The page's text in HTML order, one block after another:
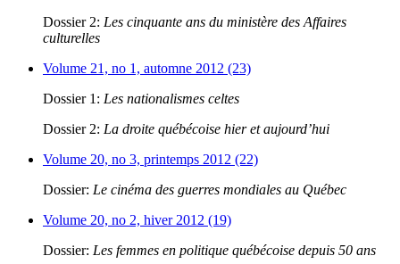
Dossier 2: Les cinquante ans du ministère des Affaires
culturelles
Volume 21, no 1, automne 2012 (23)
Dossier 1: Les nationalismes celtes
Dossier 2: La droite québécoise hier et aujourd’hui
Volume 20, no 3, printemps 2012 (22)
Dossier: Le cinéma des guerres mondiales au Québec
Volume 20, no 2, hiver 2012 (19)
Dossier: Les femmes en politique québécoise depuis 50 ans